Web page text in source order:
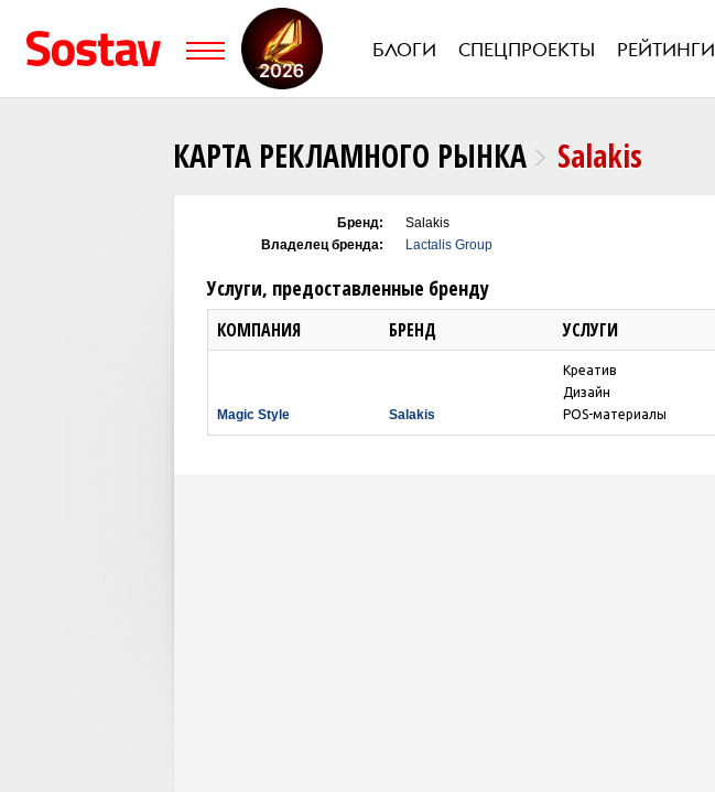
БЛОГИ СПЕЦПРОЕКТЫ РЕЙТИНГИ
КАРТА РЕКЛАМНОГО РЫНКА Salakis
Бренд:
Salakis
Владелец бренда:
Lactalis Group
Услуги, предоставленные бренду
КОМПАНИЯ БРЕНД УСЛУГИ
Magic Style Salakis
Креатив
Дизайн
POS-материалы